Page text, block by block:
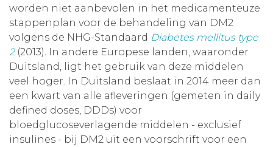
worden niet aanbevolen in het medicamenteuze
stappenplan voor de behandeling van DM2
volgens de NHG-Standaard Diabetes mellitus type
2(2013). In andere Europese landen, waaronder
Duitsland, ligt het gebruik van deze middelen
veel hoger. In Duitsland beslaat in 2014 meer dan
een kwart van alle afleveringen (gemeten in daily
defined doses, DDDs) voor
bloedglucoseverlagende middelen - exclusief
insulines - bij DM2 uit een voorschrift voor een